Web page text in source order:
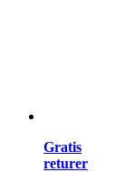
Gratis
returer